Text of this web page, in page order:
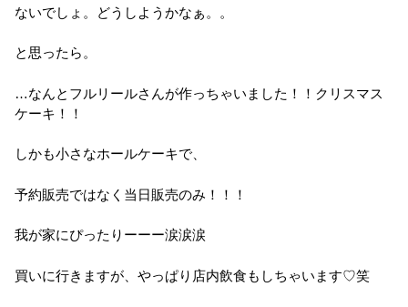
ないでしょ。どうしようかなぁ。。
と思ったら。
…なんとフルリールさんが作っちゃいました！！クリスマス
ケーキ！！
しかも小さなホールケーキで、
予約販売ではなく当日販売のみ！！！
我が家にぴったりーーー涙涙涙
買いに行きますが、やっぱり店内飲食もしちゃいます♡笑